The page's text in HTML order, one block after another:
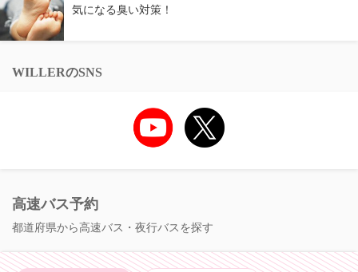
気になる臭い対策！
WILLERのSNS
高速バス予約
都道府県から高速バス・夜行バスを探す